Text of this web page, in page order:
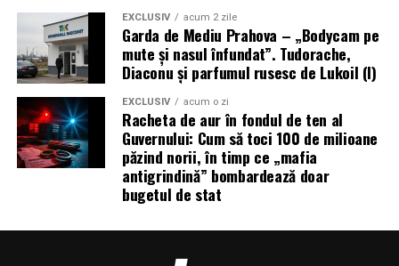
EXCLUSIV acum 2 zile
Garda de Mediu Prahova – „Bodycam pe
mute și nasul înfundat”. Tudorache,
Diaconu și parfumul rusesc de Lukoil (I)
EXCLUSIV acum o zi
Racheta de aur în fondul de ten al
Guvernului: Cum să toci 100 de milioane
păzind norii, în timp ce „mafia
antigrindină” bombardează doar
bugetul de stat